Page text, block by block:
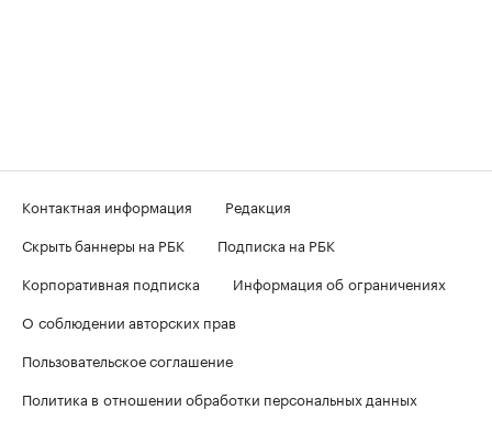
Контактная информация
Редакция
Скрыть баннеры на РБК
Подписка на РБК
Корпоративная подписка
Информация об ограничениях
О соблюдении авторских прав
Пользовательское соглашение
Политика в отношении обработки персональных данных